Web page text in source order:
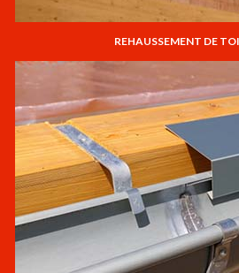
REHAUSSEMENT DE